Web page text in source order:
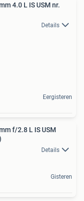
4.0 L IS USM nr.
Details
Eergisteren
f/2.8 L IS USM
Details
Gisteren